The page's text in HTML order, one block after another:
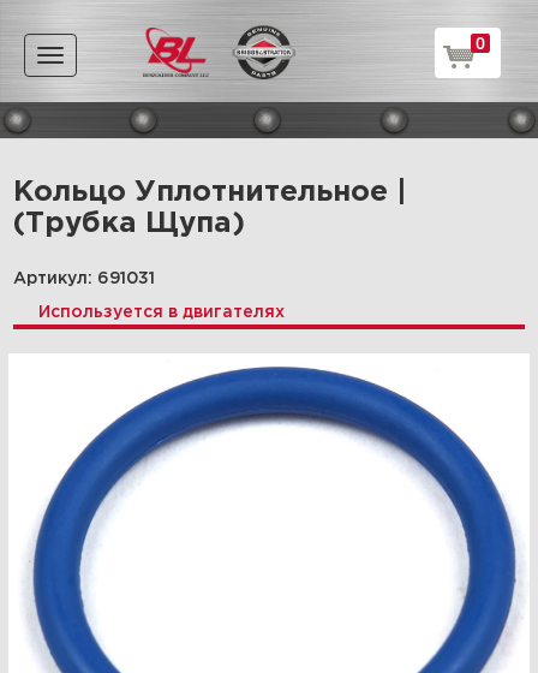
Toggle
navigation
0
Кольцо Уплотнительное |
(Трубка Щупа)
Артикул: 691031
Используется в двигателях